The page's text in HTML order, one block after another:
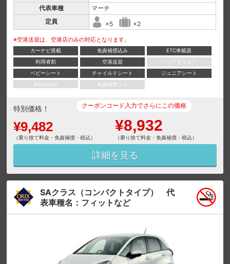
代表車種
マーチ
定員
×5 ×2
※空港送迎は、空港店のみの対応となります。
カーナビ搭載 免責補償込み
ETC車載器
利用者割
空港送迎
バックモニター
ベビーシート
チャイルドシート
ジュニアシート
Bluetooth
免責補償フル
特別価格！
¥9,482
（乗り捨て料金・免責補償・税込）
クーポンコード入力でさらにこの価格
¥8,932
（乗り捨て料金・免責補償・税込）
詳細を見る
SAクラス（コンパクトタイプ） 代
表車種名：フィットなど